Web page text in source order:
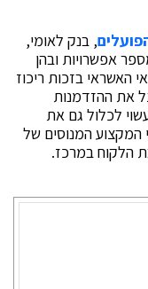
, בנק לאומי,
אפשרויות ובהן
בזכות ריכוז
את ההזדמנות
לכלול גם את
המקצוע המנוסים של
הלקוח במרכז.